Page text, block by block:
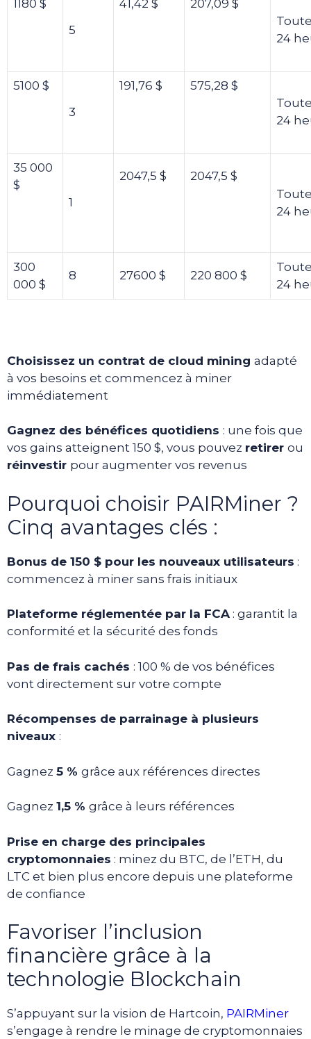
1180 $
5
41,42 $
207,09 $
24
5100 $
3
191,76 $
575,28 $
24
35 000
$
1
2047,5 $
2047,5 $
24
300
000 $
8 27600 $ 220 800 $
24
Choisissez un contrat de cloud mining adapté
à vos besoins et commencez à miner
immédiatement
Gagnez des bénéfices quotidiens : une fois que
vos gains atteignent 150 $, vous pouvez retirer ou
réinvestir pour augmenter vos revenus
Pourquoi choisir PAIRMiner ?
Cinq avantages clés :
Bonus de 150 $ pour les nouveaux utilisateurs :
commencez à miner sans frais initiaux
Plateforme réglementée par la FCA : garantit la
conformité et la sécurité des fonds
Pas de frais cachés : 100 % de vos bénéfices
vont directement sur votre compte
Récompenses de parrainage à plusieurs
niveaux :
Gagnez 5 % grâce aux références directes
Gagnez 1,5 % grâce à leurs références
Prise en charge des principales
cryptomonnaies : minez du BTC, de l’ETH, du
LTC et bien plus encore depuis une plateforme
de confiance
Favoriser l’inclusion
financière grâce à la
technologie Blockchain
S’appuyant sur la vision de Hartcoin, PAIRMiner
s’engage à rendre le minage de cryptomonnaies